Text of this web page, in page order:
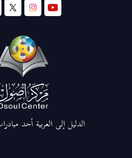
الدليل إلى العربية أحد